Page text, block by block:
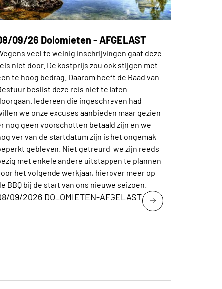
09/26 Dolomieten - AFGELAST
veel te weinig inschrijvingen gaat deze
niet door. De kostprijs zou ook stijgen met
te hoog bedrag. Daarom heeft de Raad van
beslist deze reis niet te laten
Iedereen die ingeschreven had
we onze excuses aanbieden maar gezien
nog geen voorschotten betaald zijn en we
ver van de startdatum zijn is het ongemak
gebleven. Niet getreurd, we zijn reeds
met enkele andere uitstappen te plannen
het volgende werkjaar, hierover meer op
BBQ bij de start van ons nieuwe seizoen.
09/2026 DOLOMIETEN-AFGELAST